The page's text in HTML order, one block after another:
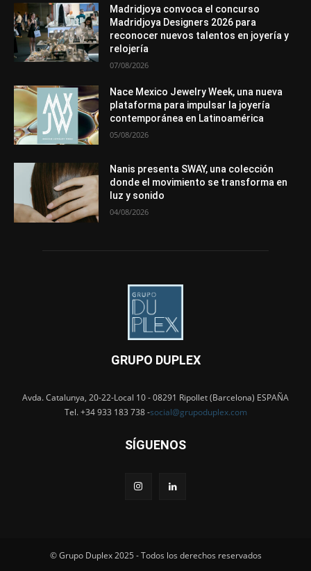
Mundo Técnico
Novedades Opiniones
Perspectiva
Premios
Secciones Sin categoría
Más
Madridjoya convoca el concurso
Madridjoya Designers 2026 para
reconocer nuevos talentos en joyería y
relojería
07/08/2026
Nace Mexico Jewelry Week, una nueva
plataforma para impulsar la joyería
contemporánea en Latinoamérica
05/08/2026
Nanis presenta SWAY, una colección
donde el movimiento se transforma en
luz y sonido
04/08/2026
GRUPO DUPLEX
Avda. Catalunya, 20-22-Local 10 - 08291 Ripollet (Barcelona) ESPAÑA
Tel. +34 933 183 738 -social@grupoduplex.com
SÍGUENOS
© Grupo Duplex 2025 - Todos los derechos reservados